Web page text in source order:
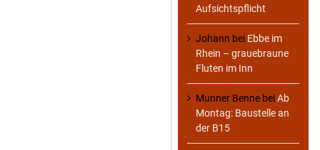
Aufsichtspflicht
Johann bei Ebbe im
Rhein – grauebraune
Fluten im Inn
Munner Benne beiAb
Montag: Baustelle an
der B15